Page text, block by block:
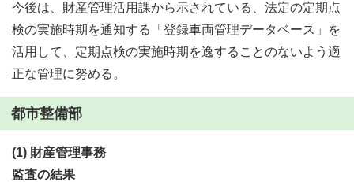
今後は、財産管理活用課から示されている、法定の定期点
検の実施時期を通知する「登録車両管理データベース」を
活用して、定期点検の実施時期を逸することのないよう適
正な管理に努める。
都市整備部
(1) 財産管理事務
監査の結果